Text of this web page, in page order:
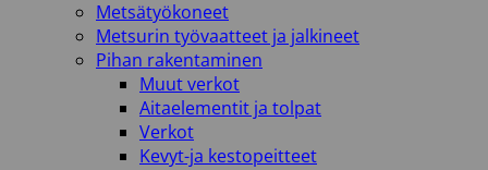
Metsätyökoneet
Metsurin työvaatteet ja jalkineet
Pihan rakentaminen
Muut verkot
Aitaelementit ja tolpat
Verkot
Kevyt-ja kestopeitteet